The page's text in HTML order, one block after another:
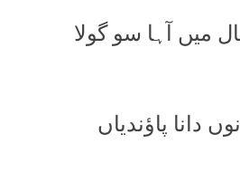
میں آہا سو گولا
دانا پاؤندیاں